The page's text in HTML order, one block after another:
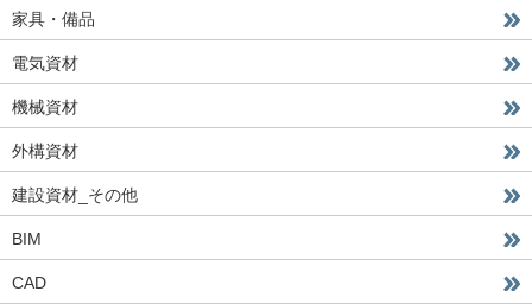
家具・備品
電気資材
機械資材
外構資材
建設資材_その他
BIM
CAD